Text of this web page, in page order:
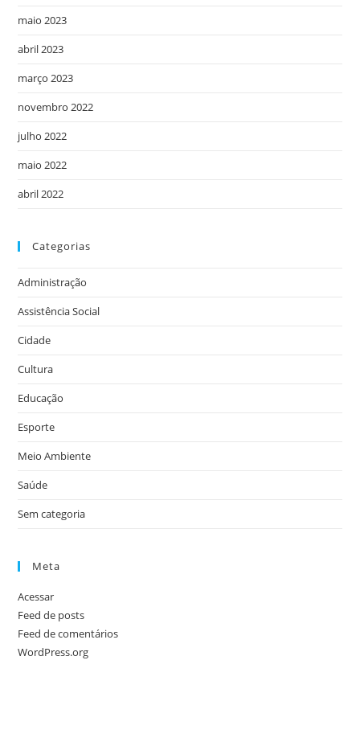
maio 2023
abril 2023
março 2023
novembro 2022
julho 2022
maio 2022
abril 2022
Categorias
Administração
Assistência Social
Cidade
Cultura
Educação
Esporte
Meio Ambiente
Saúde
Sem categoria
Meta
Acessar
Feed de posts
Feed de comentários
WordPress.org